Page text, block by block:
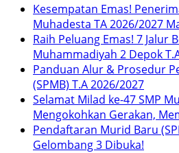
Kesempatan Emas!
Muhadesta TA 2026/2027
Raih Peluang Emas! 7 Jalur
Muhammadiyah 2 Depok
Panduan Alur & Prosedur
(SPMB) T.A 2026/2027
Selamat Milad ke-47 SMP
Mengokohkan Gerakan,
Pendaftaran Murid Baru
Gelombang 3 Dibuka!